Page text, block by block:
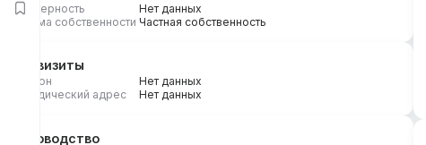
Размерность
Нет данных
Форма собственности Частная собственность
Реквизиты
Регион
Нет данных
Юридический адрес
Нет данных
Руководство